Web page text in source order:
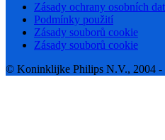
Zásady ochrany osobních dat
Podmínky použití
Zásady souborů cookie
Zásady souborů cookie
© Koninklijke Philips N.V., 2004 -